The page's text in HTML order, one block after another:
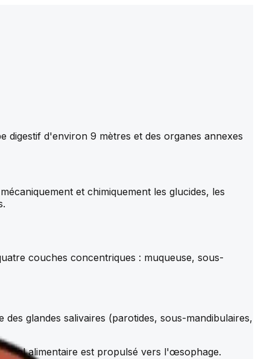
digestif d'environ 9 mètres et des organes annexes
et chimiquement les glucides, les
couches concentriques : muqueuse, sous-
des glandes salivaires (parotides, sous-mandibulaires,
bol alimentaire est propulsé vers l'œsophage.